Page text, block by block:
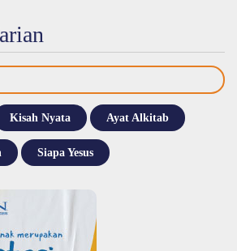
Kisah Nyata Ayat Alkitab
Siapa Yesus